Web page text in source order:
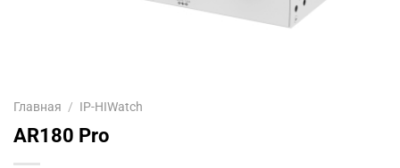
Главная / IP-HIWatch
AR180 Pro